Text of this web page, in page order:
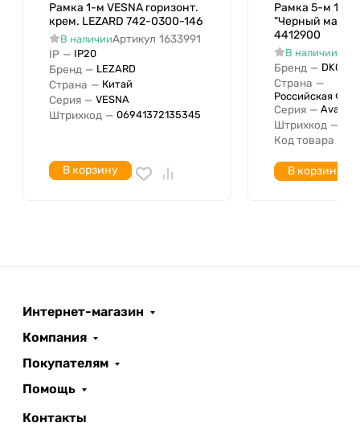
Подходит для монтажа
электроустановочных изделий в
кабель-канал
Для скрытого монтажа
Исполнение для скрытого
монтажа
Подходит для встроенного
Количество единиц по
горизонтали
серий)
(для модульных серий)
С установленной сеткой
Количество групп
Рамка 1-м VESNA горизонт.
крем. LEZARD 742-0300-146
В наличииАртикул 1633991
IP — IP20
Бренд — LEZARD
Страна — Китай
Серия — VESNA
Штрихкод — 06941372135345
В корзину
Рамка 5-м
"Черный
4412900
В наличии
Бренд — DKC
Страна —
Российская
Серия — Avanti
Штрихкод —
Код товара
В корзину
Интернет-магазин
Компания
Покупателям
Помощь
Контакты